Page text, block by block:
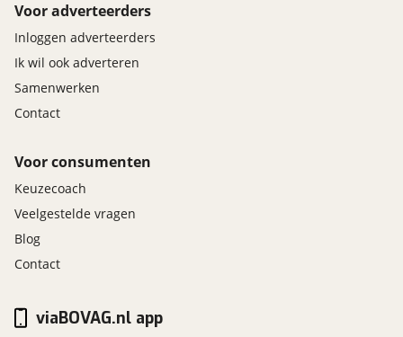
Voor adverteerders
Inloggen adverteerders
Ik wil ook adverteren
Samenwerken
Contact
Voor consumenten
Keuzecoach
Veelgestelde vragen
Blog
Contact
viaBOVAG.nl app